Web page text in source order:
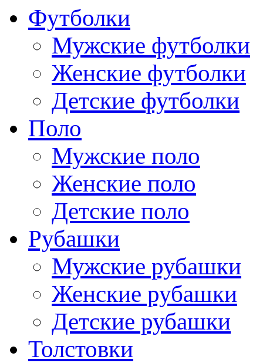
Футболки
Мужские футболки
Женские футболки
Детские футболки
Поло
Мужские поло
Женские поло
Детские поло
Рубашки
Мужские рубашки
Женские рубашки
Детские рубашки
Толстовки